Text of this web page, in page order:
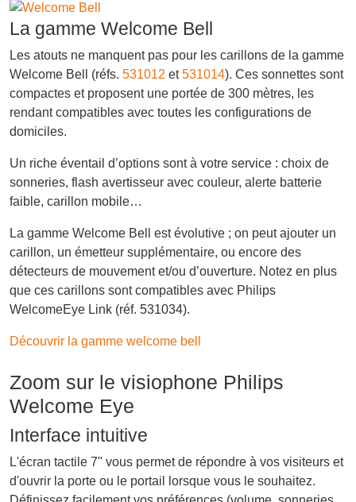
La gamme Welcome Bell
Les atouts ne manquent pas pour les carillons de la gamme
Welcome Bell (réfs. 531012 et531014). Ces sonnettes sont
compactes et proposent une portée de 300 mètres, les
rendant compatibles avec toutes les configurations de
domiciles.
Un riche éventail d’options sont à votre service : choix de
sonneries, flash avertisseur avec couleur, alerte batterie
faible, carillon mobile…
La gamme Welcome Bell est évolutive ; on peut ajouter un
carillon, un émetteur supplémentaire, ou encore des
détecteurs de mouvement et/ou d’ouverture. Notez en plus
que ces carillons sont compatibles avec Philips
WelcomeEye Link (réf. 531034).
Découvrir la gamme welcome bell
Zoom sur le visiophone Philips
Welcome Eye
Interface intuitive
L'écran tactile 7" vous permet de répondre à vos visiteurs et
d'ouvrir la porte ou le portail lorsque vous le souhaitez.